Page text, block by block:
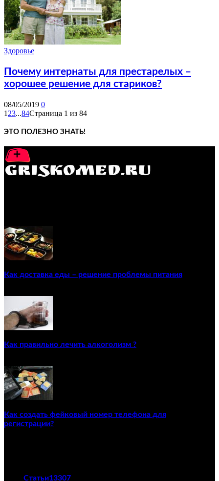
Здоровье
Почему интернаты для престарелых –
хорошее решение для стариков?
08/05/2019 0
1 23...84Страница 1 из 84
ЭТО ПОЛЕЗНО ЗНАТЬ!
Как доставка еды – решение проблемы питания
Как правильно лечить алкоголизм ?
Как создать фейковый номер телефона для
регистрации?
Статьи13307